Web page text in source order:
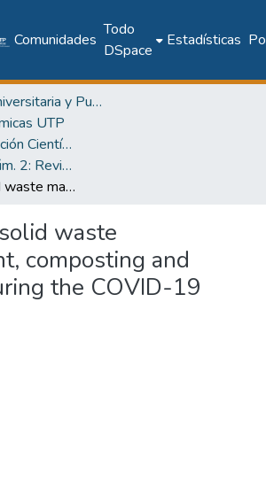
Comunidades
Todo
DSpace
Estadísticas
Editorial Universitaria y Publicaciones Seriadas
UTP
Revista de Iniciación Científica
2022, Vol. 8, Núm. 2: Revista de Iniciación Científica
Household solid waste management, composting and recycling during the COVID-19 pandemic
waste
composting and
the COVID-19